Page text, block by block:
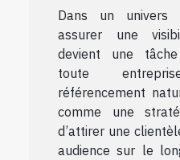
Dans un univers
assurer une
devient une
toute
référencement
comme une
d’attirer une
audience sur le